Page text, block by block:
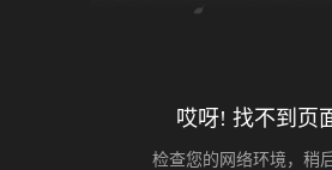
哎呀! 找不到页
检查您的网络环境，稍